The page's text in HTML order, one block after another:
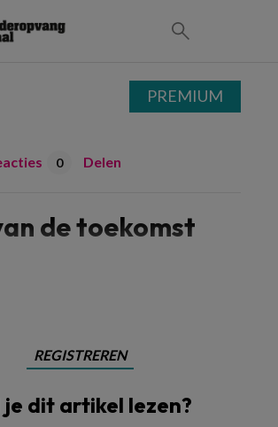
0 Delen
de toekomst
REGISTREREN
je dit artikel lezen?
PREMIUM